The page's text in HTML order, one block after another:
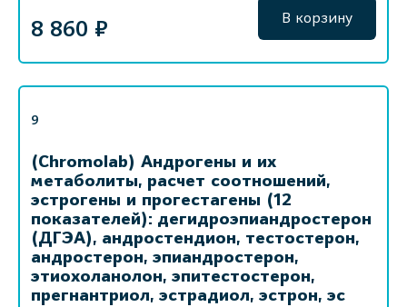
8 860 ₽ В корзину
9
(Chromolab) Андрогены и их
метаболиты, расчет соотношений,
эстрогены и прогестагены (12
показателей): дегидроэпиандростерон
(ДГЭА), андростендион, тестостерон,
андростерон, эпиандростерон,
этиохоланолон, эпитестостерон,
прегнантриол, эстрадиол, эстрон, эс